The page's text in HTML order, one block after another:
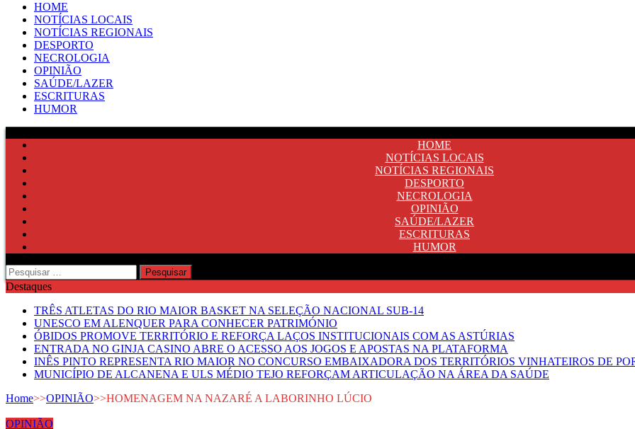
HOME
NOTÍCIAS LOCAIS
NOTÍCIAS REGIONAIS
DESPORTO
NECROLOGIA
OPINIÃO
SAÚDE/LAZER
ESCRITURAS
HUMOR
HOME
NOTÍCIAS LOCAIS
NOTÍCIAS REGIONAIS
DESPORTO
NECROLOGIA
OPINIÃO
SAÚDE/LAZER
ESCRITURAS
HUMOR
Pesquisar
por:
Destaques
TRÊS ATLETAS DO RIO MAIOR BASKET NA SELEÇÃO NACIONAL SUB-14
UNESCO EM ALENQUER PARA CONHECER PATRIMÓNIO
ÓBIDOS PROMOVE TERRITÓRIO E REFORÇA LAÇOS INSTITUCIONAIS COM AS ASTÚRIAS
ENTRADA NO GINJA CASINO ABRE O ACESSO AOS JOGOS E APOSTAS NA PLATAFORMA
INÊS PINTO REPRESENTA RIO MAIOR NO CONCURSO EMBAIXADORA DOS TERRITÓRIOS VINHATEIROS DE
MUNICÍPIO DE ALCANENA E ULS MÉDIO TEJO REFORÇAM ARTICULAÇÃO NA ÁREA DA SAÚDE
Home>>OPINIÃO>>HOMENAGEM NA NAZARÉ A LABORINHO LÚCIO
OPINIÃO